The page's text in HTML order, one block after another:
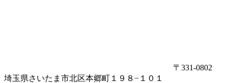
〒331-0802
埼玉県さいたま市北区本郷町１９８−１０１